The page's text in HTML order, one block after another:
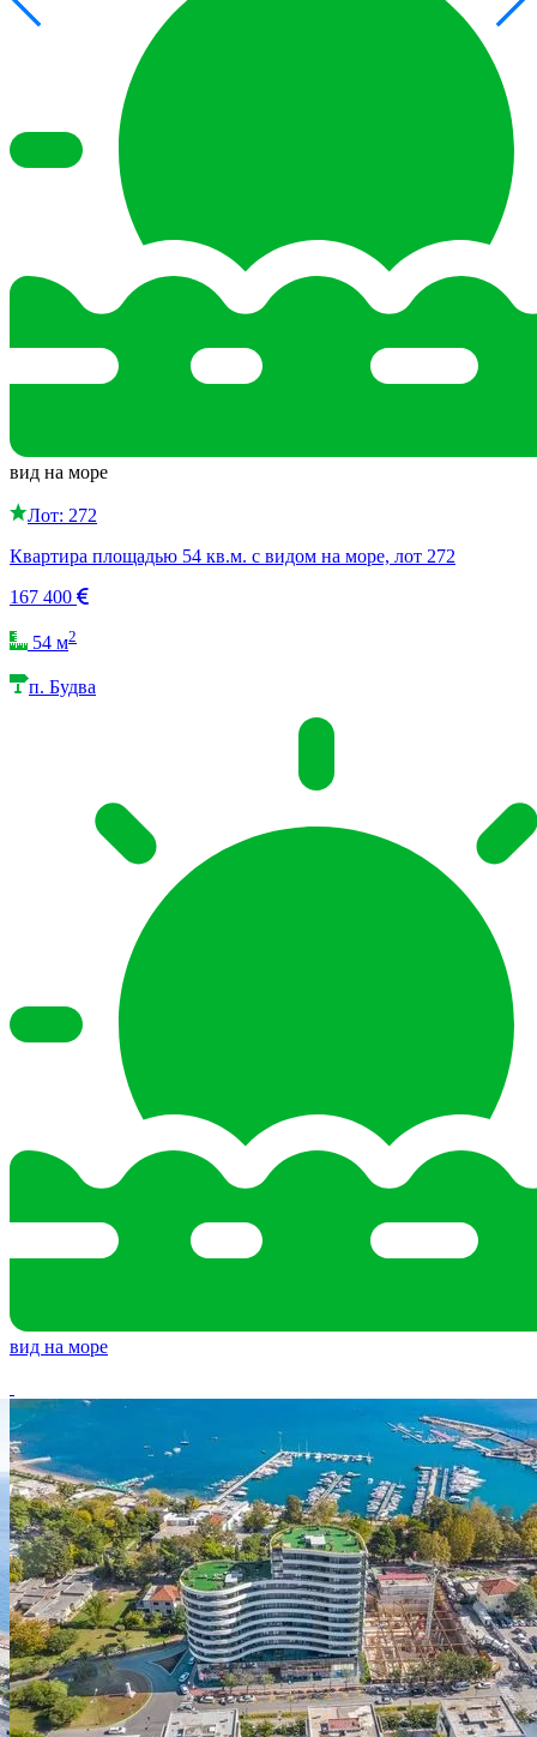
вид на море
Лот: 272
Квартира площадью 54 кв.м. с видом на море, лот 272
167 400
54 м2
п. Будва
вид на море